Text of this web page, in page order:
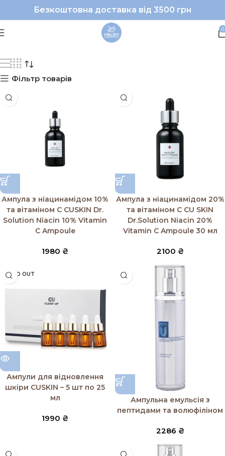
Безкоштовна доставка від 3500 грн
0
Cu skin
Фільтр товарів
Ампула з ніацинамідом 10%
та вітаміном С CUSKIN Dr.
Solution Niacin 10% Vitamin
C Ampoule
1980 ₴
Ампула з ніацинамідом 20%
та вітаміном С CU SKIN
Dr.Solution Niacin 20%
Vitamin C Ampoule 30 мл
2100 ₴
SOLD OUT
Ампули для відновлення
шкіри CUSKIN – 5 шт по 25
мл
1990 ₴
Ампульна емульсія з
пептидами та волюфіліном
2286 ₴